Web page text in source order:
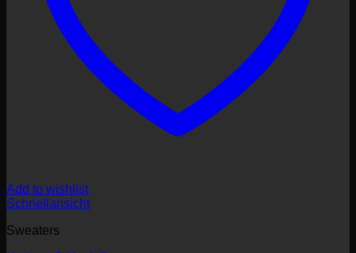
Add to wishlist
Schnellansicht
Sweaters